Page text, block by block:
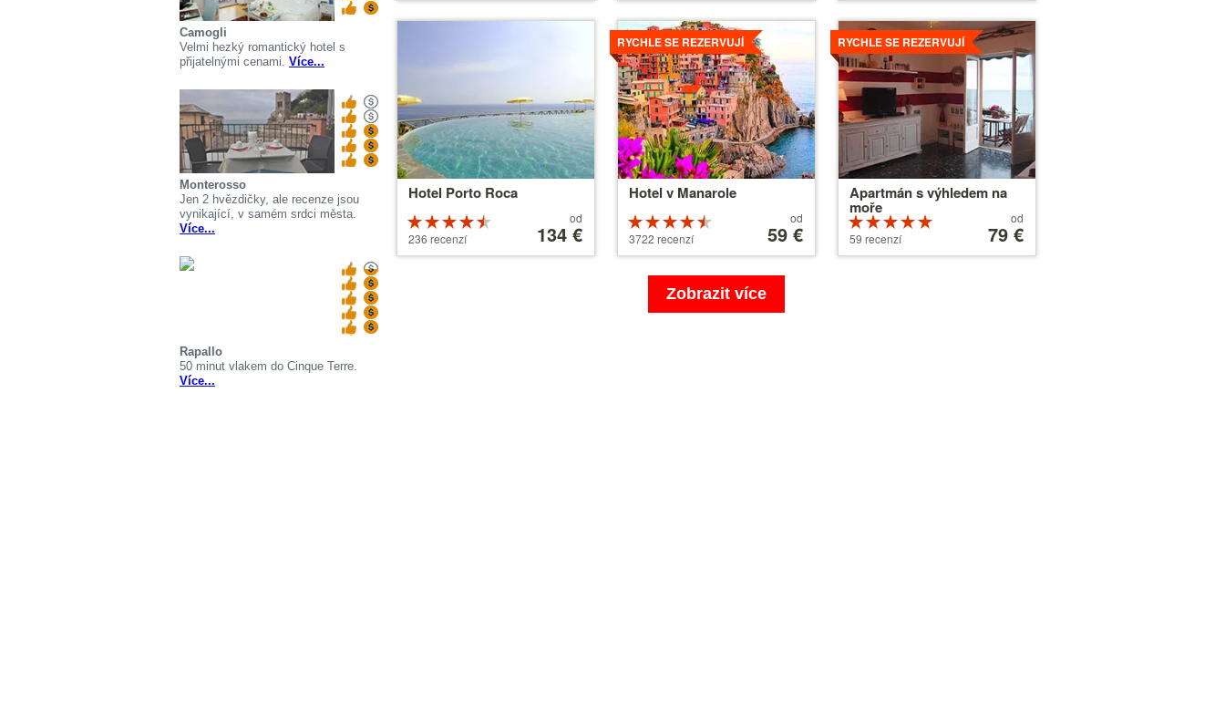
Hotel Porto Roca
4.5 z 5
236 recenzí 134 €
od
134 €
Více
Hotel v Manarole
RYCHLE SE REZERVUJÍ
4.5 z 5
3722 recenzí
od
59 €
Více
Apartmán s výhledem na
moře
RYCHLE SE REZERVUJÍ
5 z 5
59 recenzí
od
79 €
Více
Zobrazit více
Camogli
Velmi hezký romantický hotel s
přijatelnými cenami. Více...
Monterosso
Jen 2 hvězdičky, ale recenze jsou
vynikající, v samém srdci města.
Více...
Rapallo
50 minut vlakem do Cinque Terre.
Více...